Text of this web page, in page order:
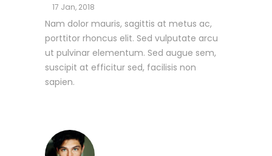
17 Jan, 2018
Nam dolor mauris, sagittis at metus ac,
porttitor rhoncus elit. Sed vulputate arcu
ut pulvinar elementum. Sed augue sem,
suscipit at efficitur sed, facilisis non
sapien.